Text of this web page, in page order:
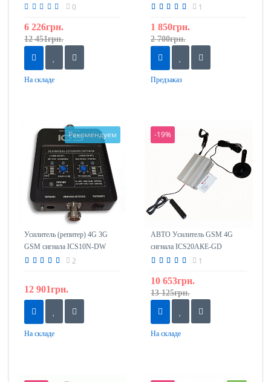
1800/2600 mHz 0
6 226грн.
12 451грн.
На складе
1
1 850грн.
2 700грн.
Предзаказ
Рекомендуем
Усилитель (репитер) 4G 3G
GSM сигнала ICS10N-DW
1800/2100
2
12 901грн.
На складе
-19%
АВТО Усилитель GSM 4G
сигнала ICS20АКЕ-GD
(репитер) 900/1800mHz
1
10 653грн.
13 125грн.
На складе